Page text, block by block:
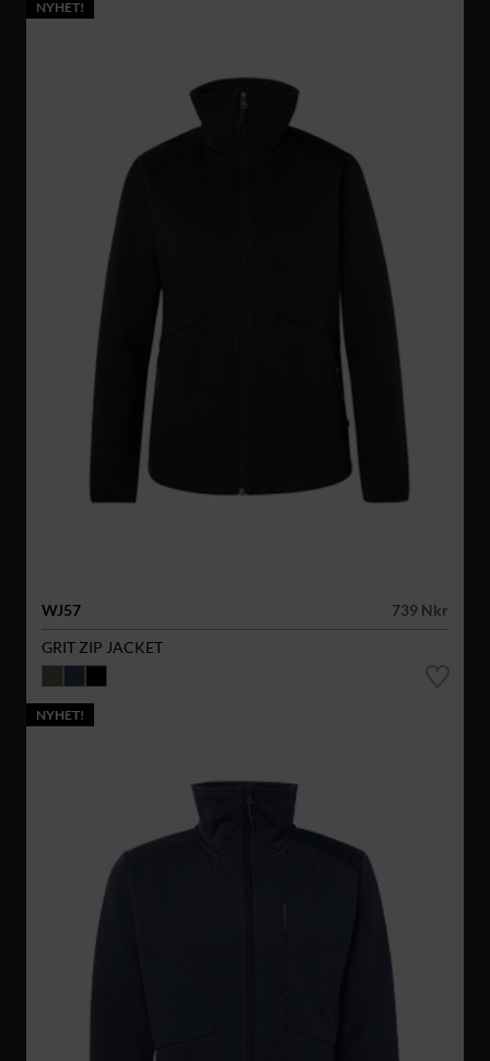
NYHET!
WJ57
739 Nkr
GRIT ZIP JACKET
NYHET!